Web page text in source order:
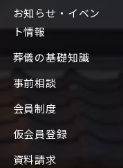
お知らせ・イベン
ト情報
葬儀の基礎知識
事前相談
会員制度
仮会員登録
資料請求